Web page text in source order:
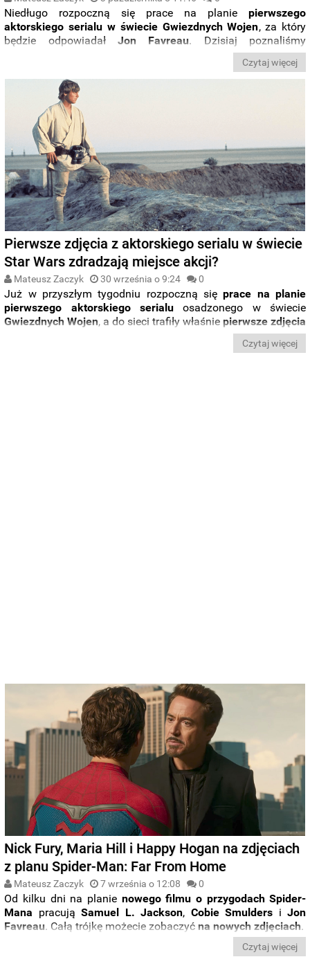
Niedługo rozpoczną się prace na planiepierwszego
aktorskiego serialu w świecie Gwiezdnych Wojen, za który
będzie odpowiadałJon Favreau. Dzisiaj poznaliśmy
odtwórcę jednej z
Czytaj więcej
Pierwsze zdjęcia z aktorskiego serialu w świecie
Star Wars zdradzają miejsce akcji?
Mateusz Zaczyk 30 września o 9:24 0
Już w przyszłym tygodniu rozpoczną sięprace na planie
pierwszego aktorskiego serialu osadzonego w świecie
Gwiezdnych Wojen, a do sieci trafiły właśniepierwsze zdjęcia
Czytaj więcej
Nick Fury, Maria Hill i Happy Hogan na zdjęciach
z planu Spider-Man: Far From Home
Mateusz Zaczyk 7 września o 12:08 0
Od kilku dni na planie nowego filmu o przygodach Spider-
Mana pracująSamuel L. Jackson, Cobie Smulders iJon
Favreau. Całą trójkę możecie zobaczyćna nowych zdjęciach.
Czytaj więcej